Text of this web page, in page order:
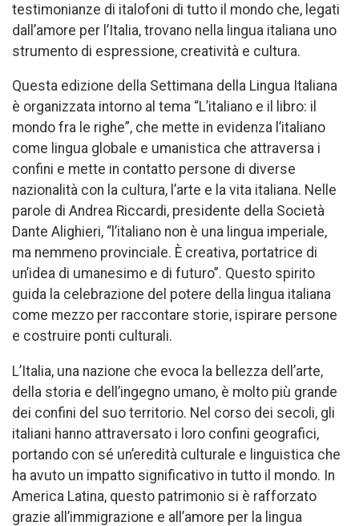
testimonianze di italofoni di tutto il mondo che, legati
dall’amore per l’Italia, trovano nella lingua italiana uno
strumento di espressione, creatività e cultura.
Questa edizione della Settimana della Lingua Italiana
è organizzata intorno al tema “L’italiano e il libro: il
mondo fra le righe”, che mette in evidenza l’italiano
come lingua globale e umanistica che attraversa i
confini e mette in contatto persone di diverse
nazionalità con la cultura, l’arte e la vita italiana. Nelle
parole di Andrea Riccardi, presidente della Società
Dante Alighieri, “l’italiano non è una lingua imperiale,
ma nemmeno provinciale. È creativa, portatrice di
un’idea di umanesimo e di futuro”. Questo spirito
guida la celebrazione del potere della lingua italiana
come mezzo per raccontare storie, ispirare persone
e costruire ponti culturali.
L’Italia, una nazione che evoca la bellezza dell’arte,
della storia e dell’ingegno umano, è molto più grande
dei confini del suo territorio. Nel corso dei secoli, gli
italiani hanno attraversato i loro confini geografici,
portando con sé un’eredità culturale e linguistica che
ha avuto un impatto significativo in tutto il mondo. In
America Latina, questo patrimonio si è rafforzato
grazie all’immigrazione e all’amore per la lingua